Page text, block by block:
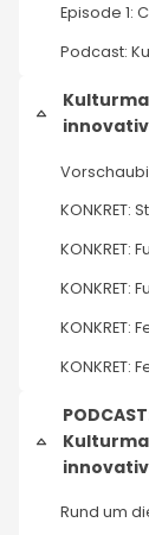
Kontakt
Einklappen
innovativ
KONKRET:
KONKRET:
KONKRET:
Einklappen
innovativ